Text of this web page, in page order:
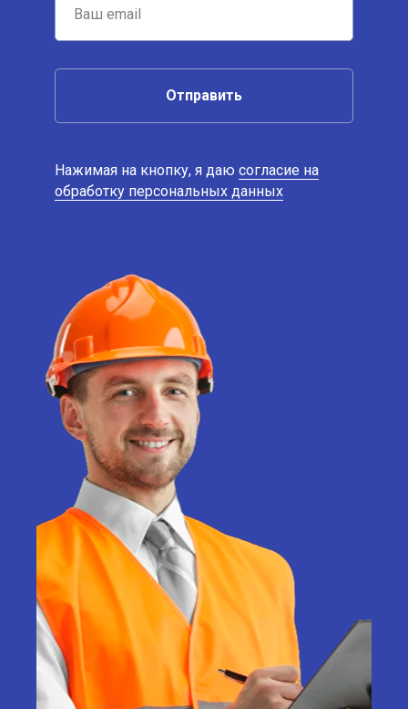
Отправить
Нажимая на кнопку, я даю согласие на
обработку персональных данных